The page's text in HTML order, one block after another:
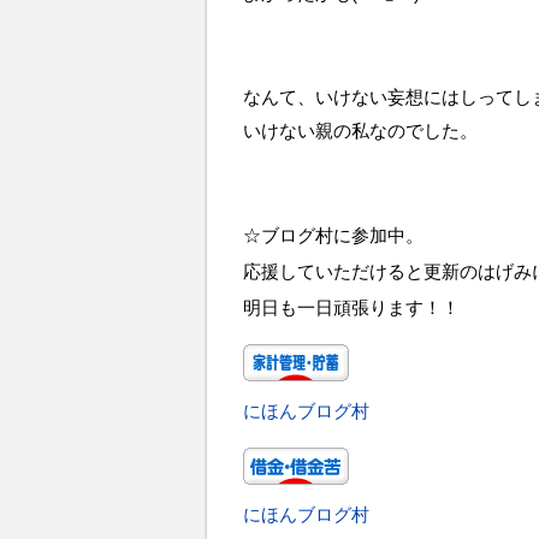
なんて、いけない妄想にはしってし
いけない親の私なのでした。
☆ブログ村に参加中。
応援していただけると更新のはげみ
明日も一日頑張ります！！
にほんブログ村
にほんブログ村